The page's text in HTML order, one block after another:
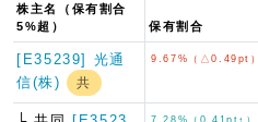
株主名（保有割合
5%超）
保有割合
[E35239] 光通
信(株)
共
9.67%（△0.49pt）
7.28%（0.41pt↑）